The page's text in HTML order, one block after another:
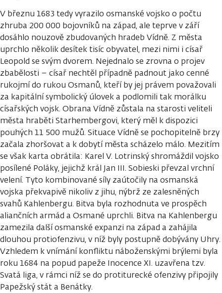
V březnu 1683 tedy vyrazilo osmanské vojsko o počtu
zhruba 200 000 bojovníků na západ, ale teprve v září
dosáhlo nouzově zbudovaných hradeb Vídně. Z města
uprchlo několik desítek tisíc obyvatel, mezi nimi i císař
Leopold se svým dvorem. Nejednalo se zrovna o projev
zbabělosti – císař nechtěl případně padnout jako cenné
rukojmí do rukou Osmanů, kteří by jej právem považovali
za kapitální symbolický úlovek a podlomili tak morálku
císařských vojsk. Obrana Vídně zůstala na starosti veliteli
města hraběti Starhembergovi, který měl k dispozici
pouhých 11 500 mužů. Situace Vídně se pochopitelně brzy
začala zhoršovat a k dobytí města scházelo málo. Mezitím
se však karta obrátila: Karel V. Lotrinský shromáždil vojsko
posílené Poláky, jejichž král Jan III. Sobieski převzal vrchní
velení. Tyto kombinované síly zaútočily na osmanská
vojska překvapivě nikoliv z jihu, nýbrž ze zalesněných
svahů Kahlenbergu. Bitva byla rozhodnuta ve prospěch
aliančních armád a Osmané uprchli. Bitva na Kahlenbergu
zamezila další osmanské expanzi na západ a zahájila
dlouhou protiofenzivu, v níž byly postupně dobývány Uhry.
Vzhledem k vnímání konfliktu náboženskými brýlemi byla
roku 1684 na popud papeže Inocence XI. uzavřena tzv.
Svatá liga, v rámci níž se do protiturecké ofenzivy připojily
Papežský stát a Benátky.